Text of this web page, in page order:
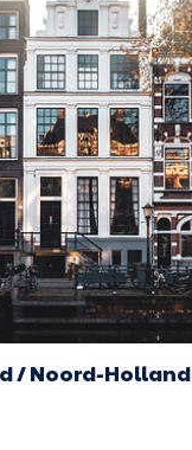
/ Noord-Holland